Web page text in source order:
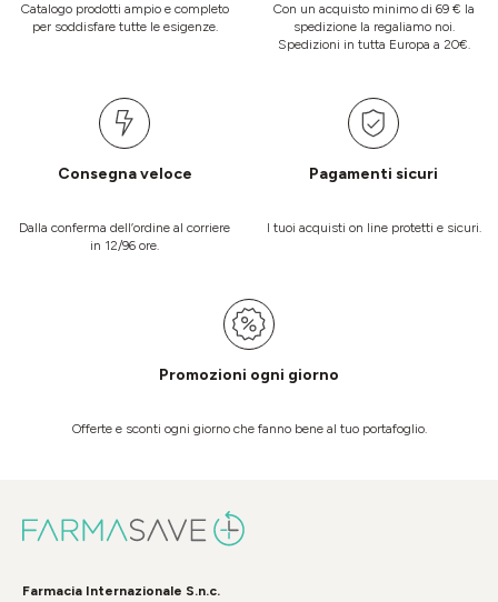
Catalogo prodotti ampio e completo
per soddisfare tutte le esigenze.
Con un acquisto minimo di 69 € la
spedizione la regaliamo noi.
Spedizioni in tutta Europa a 20€.
Consegna veloce
Dalla conferma dell’ordine al corriere
in 12/96 ore.
Pagamenti sicuri
I tuoi acquisti on line protetti e sicuri.
Promozioni ogni giorno
Offerte e sconti ogni giorno che fanno bene al tuo portafoglio.
Farmacia Internazionale S.n.c.